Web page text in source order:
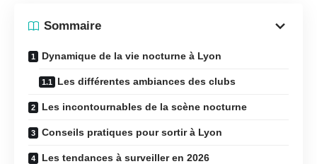
Sommaire
Dynamique de la vie nocturne à Lyon
Les différentes ambiances des clubs
Les incontournables de la scène nocturne
Conseils pratiques pour sortir à Lyon
Les tendances à surveiller en 2026